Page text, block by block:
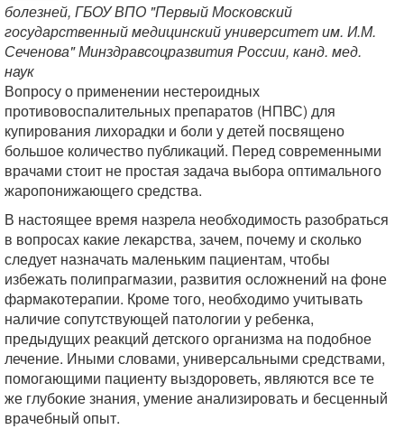
болезней, ГБОУ ВПО "Первый Московский
государственный медицинский университет им. И.М.
Сеченова" Минздравсоцразвития России, канд. мед.
наук
Вопросу о применении нестероидных
противовоспалительных препаратов (НПВС) для
купирования лихорадки и боли у детей посвящено
большое количество публикаций. Перед современными
врачами стоит не простая задача выбора оптимального
жаропонижающего средства.
В настоящее время назрела необходимость разобраться
в вопросах какие лекарства, зачем, почему и сколько
следует назначать маленьким пациентам, чтобы
избежать полипрагмазии, развития осложнений на фоне
фармакотерапии. Кроме того, необходимо учитывать
наличие сопутствующей патологии у ребенка,
предыдущих реакций детского организма на подобное
лечение. Иными словами, универсальными средствами,
помогающими пациенту выздороветь, являются все те
же глубокие знания, умение анализировать и бесценный
врачебный опыт.